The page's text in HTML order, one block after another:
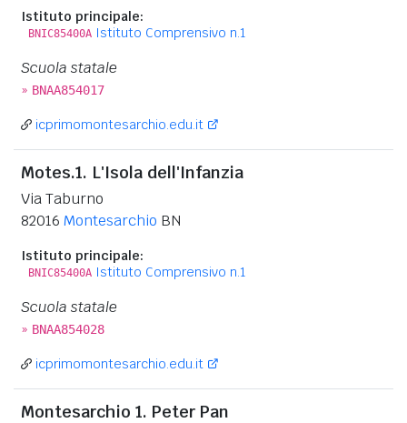
Istituto principale:
BNIC85400A Istituto Comprensivo n.1
Scuola statale
» BNAA854017
icprimomontesarchio.edu.it
Motes.1. L'Isola dell'Infanzia
Via Taburno
82016 Montesarchio BN
Istituto principale:
BNIC85400A Istituto Comprensivo n.1
Scuola statale
» BNAA854028
icprimomontesarchio.edu.it
Montesarchio 1. Peter Pan